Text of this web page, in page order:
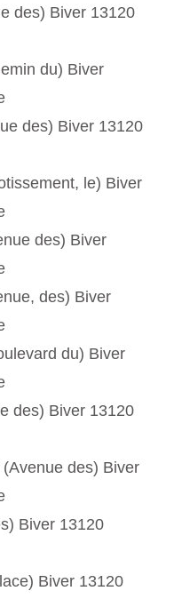
des) Biver 13120
du) Biver
des) Biver 13120
le) Biver
des) Biver
des) Biver
du) Biver
des) Biver 13120
des) Biver
Biver 13120
Biver 13120